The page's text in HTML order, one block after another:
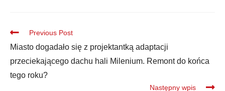
Previous Post
Miasto dogadało się z projektantką adaptacji
przeciekającego dachu hali Milenium. Remont do końca
tego roku?
Następny wpis